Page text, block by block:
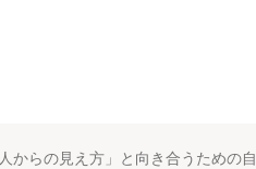
からの見え方」と向き合うための自